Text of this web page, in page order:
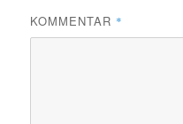
KOMMENTAR *